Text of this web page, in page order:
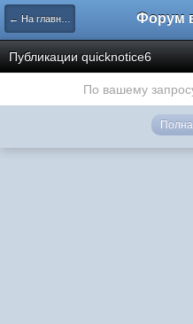
← На главную
Публикации quicknotice6
По вашему